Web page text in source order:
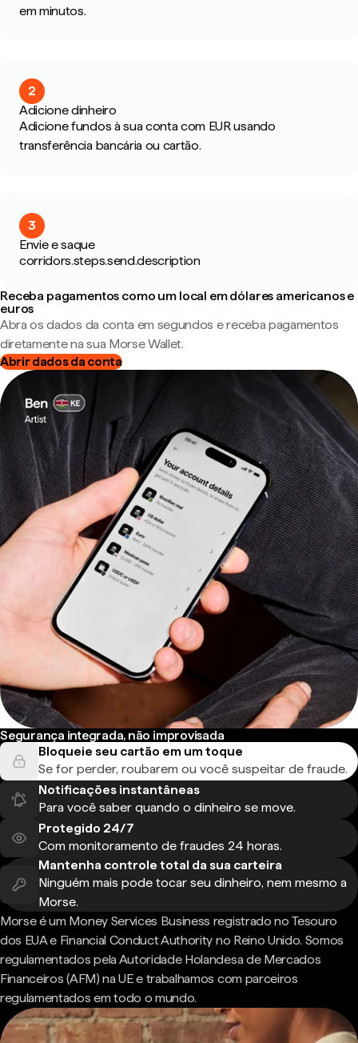
em minutos.
2
Adicione dinheiro
Adicione fundos à sua conta com EUR usando
transferência bancária ou cartão.
3
Envie e saque
corridors.steps.send.description
Receba pagamentos como um local em dólares americanos e
euros
Abra os dados da conta em segundos e receba pagamentos
diretamente na sua Morse Wallet.
Abrir dados da conta
Segurança integrada, não improvisada
Bloqueie seu cartão em um toque
Se for perder, roubarem ou você suspeitar de fraude.
Notificações instantâneas
Para você saber quando o dinheiro se move.
Protegido 24/7
Com monitoramento de fraudes 24 horas.
Mantenha controle total da sua carteira
Ninguém mais pode tocar seu dinheiro, nem mesmo a
Morse.
Morse é um Money Services Business registrado no Tesouro
dos EUA e Financial Conduct Authority no Reino Unido. Somos
regulamentados pela Autoridade Holandesa de Mercados
Financeiros (AFM) na UE e trabalhamos com parceiros
regulamentados em todo o mundo.